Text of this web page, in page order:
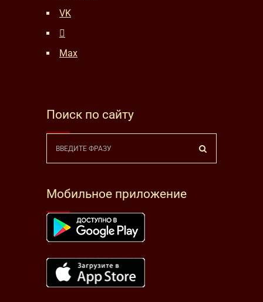
VK
Max
Поиск по сайту
Мобильное приложение